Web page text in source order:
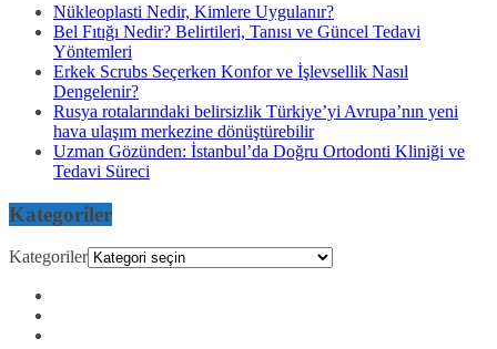
Nükleoplasti Nedir, Kimlere Uygulanır?
Bel Fıtığı Nedir? Belirtileri, Tanısı ve Güncel Tedavi
Yöntemleri
Erkek Scrubs Seçerken Konfor ve İşlevsellik Nasıl
Dengelenir?
Rusya rotalarındaki belirsizlik Türkiye’yi Avrupa’nın yeni
hava ulaşım merkezine dönüştürebilir
Uzman Gözünden: İstanbul’da Doğru Ortodonti Kliniği ve
Tedavi Süreci
Kategoriler
Kategoriler